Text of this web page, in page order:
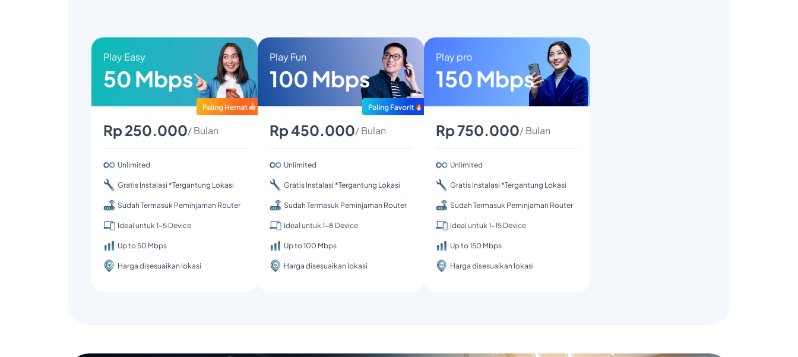
Play Easy
50 Mbps
Rp 250.000/ Bulan
Unlimited
Gratis Instalasi *Tergantung Lokasi
Sudah Termasuk Peminjaman Router
Ideal untuk 1-5 Device
Up to 50 Mbps
Harga disesuaikan lokasi
Play Fun
100 Mbps
Rp 450.000/ Bulan
Unlimited
Gratis Instalasi *Tergantung Lokasi
Sudah Termasuk Peminjaman Router
Ideal untuk 1-8 Device
Up to 100 Mbps
Harga disesuaikan lokasi
Play pro
150 Mbps
Rp 750.000/ Bulan
Unlimited
Gratis Instalasi *Tergantung Lokasi
Sudah Termasuk Peminjaman Router
Ideal untuk 1-15 Device
Up to 150 Mbps
Harga disesuaikan lokasi